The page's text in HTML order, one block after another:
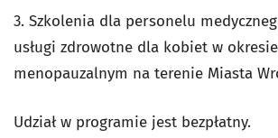
3. Szkolenia dla personelu
usługi zdrowotne dla kobiet w okresie
menopauzalnym na terenie Miasta
Udział w programie jest bezpłatny.